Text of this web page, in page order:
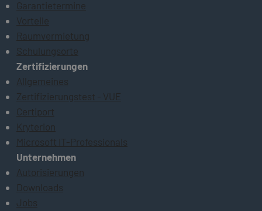
Garantietermine
Vorteile
Raumvermietung
Schulungsorte
Zertifizierungen
Allgemeines
Zertifizierungstest - VUE
Certiport
Kryterion
Microsoft IT-Professionals
Unternehmen
Autorisierungen
Downloads
Jobs